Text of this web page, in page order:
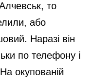
то
або
Наразі він
по телефону і
окупованій